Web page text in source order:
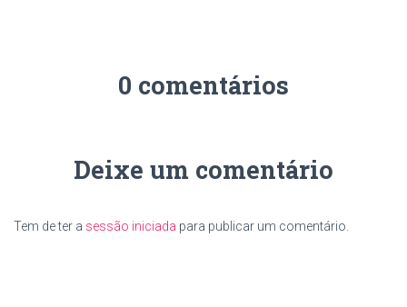
0 comentários
Deixe um comentário
Tem de ter a sessão iniciada para publicar um comentário.